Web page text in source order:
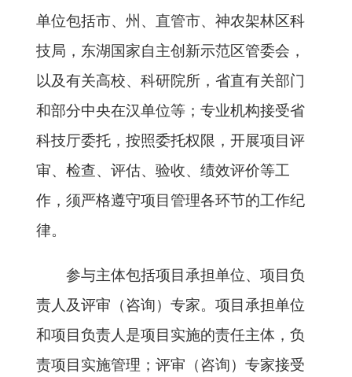
单位包括市、州、直管市、神农架林区科
技局，东湖国家自主创新示范区管委会，
以及有关高校、科研院所，省直有关部门
和部分中央在汉单位等；专业机构接受省
科技厅委托，按照委托权限，开展项目评
审、检查、评估、验收、绩效评价等工
作，须严格遵守项目管理各环节的工作纪
律。
参与主体包括项目承担单位、项目负
责人及评审（咨询）专家。项目承担单位
和项目负责人是项目实施的责任主体，负
责项目实施管理；评审（咨询）专家接受